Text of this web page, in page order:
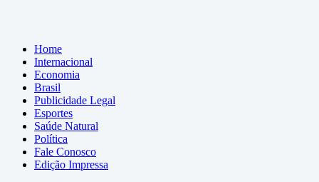
Home
Internacional
Economia
Brasil
Publicidade Legal
Esportes
Saúde Natural
Política
Fale Conosco
Edição Impressa